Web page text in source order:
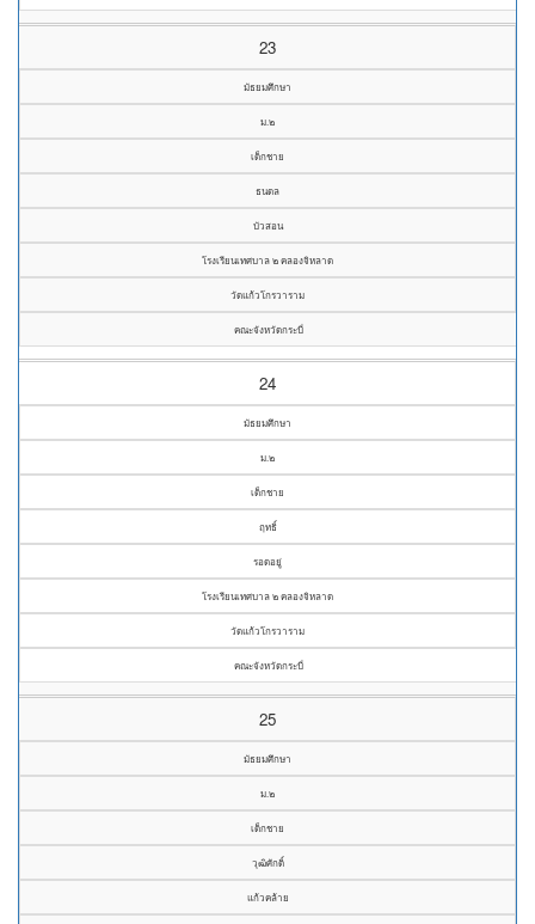
23
มัธยมศึกษา
ม.๒
เด็กชาย
ธนดล
บัวสอน
โรงเรียนเทศบาล ๒ คลองจิหลาด
วัดแก้วโกรวาราม
คณะจังหวัดกระบี่
24
มัธยมศึกษา
ม.๒
เด็กชาย
ฤทธิ์
รอดอยู่
โรงเรียนเทศบาล ๒ คลองจิหลาด
วัดแก้วโกรวาราม
คณะจังหวัดกระบี่
25
มัธยมศึกษา
ม.๒
เด็กชาย
วุฒิศักดิ์
แก้วคล้าย